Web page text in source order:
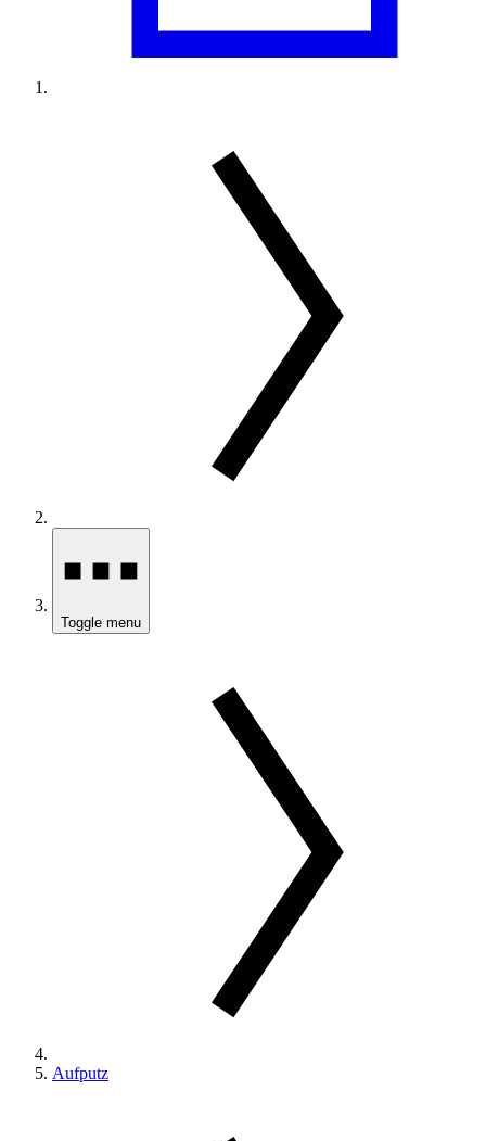
Toggle menu
Aufputz